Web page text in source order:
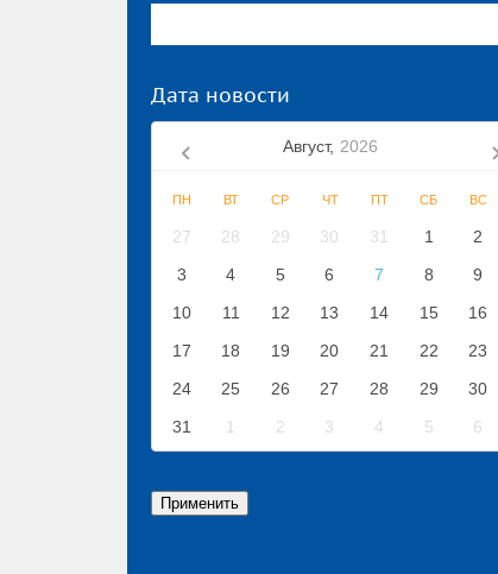
Дата новости
Август, 2026
ПН ВТ СР ЧТ ПТ СБ ВС
27 28 29 30 31 1
2
3
4 5 6 7 8
9
10
11 12 13 14 15
16
17
18 19 20 21 22
23
24
25 26 27 28 29
30
31
1 2 3 4 5 6